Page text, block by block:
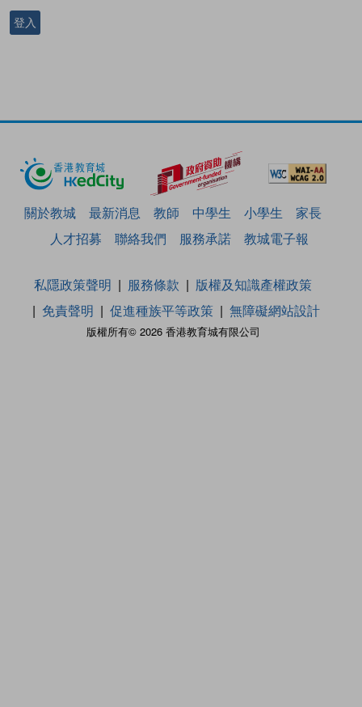
登入
關於教城 最新消息 教師 中學生 小學生
家長
人才招募
聯絡我們 服務承諾 教城電子報
版權所有© 2026 香港教育城有限公司
私隱政策聲明 服務條款
版權及知識產權政策
免責聲明
促進種族平等政策 無障礙網站設計